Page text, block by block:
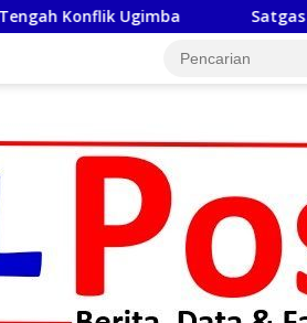
Satgas Karya Bakti TNI Kebut